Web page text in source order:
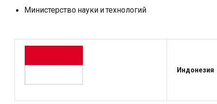
Министерство науки и технологий
Индонезия